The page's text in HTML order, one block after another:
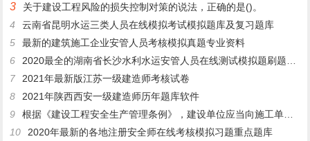
3
关于建设工程风险的损失控制对策的说法，正确的是()。
4
云南省昆明水运三类人员在线模拟考试模拟题库及复习题库
5
最新的建筑施工企业安管人员考核模拟真题专业资料
6
2020最全的湖南省长沙水利水运安管人员在线测试模拟题刷题app
7
2021年最新版江苏一级建造师考核试卷
8
2021年陕西西安一级建造师历年题库软件
9
根据《建设工程安全生产管理条例》，建设单位应当向施工单位提供施工现场及毗邻区域内的()有关资料，并保证资料的真实.准确.完整。
10
2020年最新的各地注册安全师在线考核模拟习题重点题库